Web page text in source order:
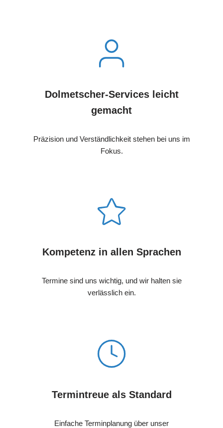
Dolmetscher-Services leicht
gemacht
Präzision und Verständlichkeit stehen bei uns im
Fokus.
Kompetenz in allen Sprachen
Termine sind uns wichtig, und wir halten sie
verlässlich ein.
Termintreue als Standard
Einfache Terminplanung über unser